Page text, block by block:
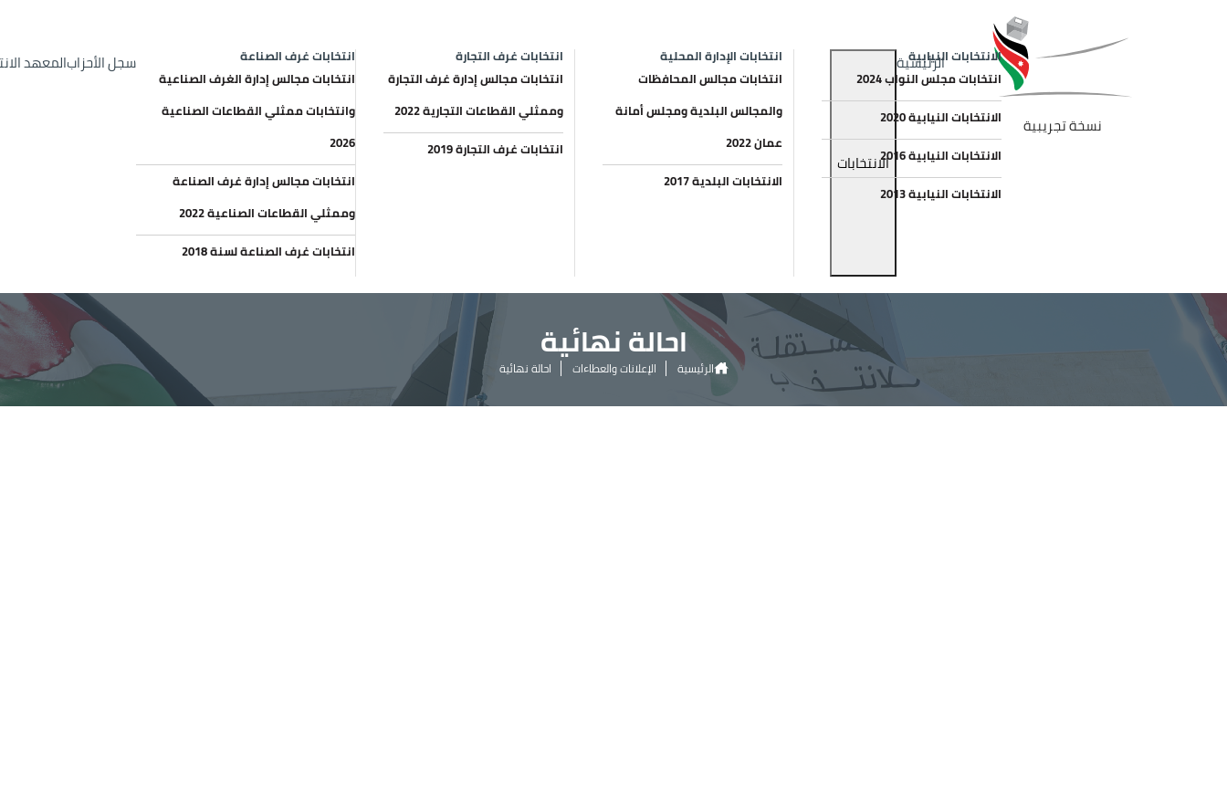
نسخة تجريبية
Main navigation
الرئيسية
الانتخابات
الانتخابات النيابية
انتخابات مجلس النواب 2024
الانتخابات النيابية 2020
الانتخابات النيابية 2016
الانتخابات النيابية 2013
انتخابات الإدارة المحلية
انتخابات مجالس المحافظات
والمجالس البلدية ومجلس أمانة
عمان 2022
الانتخابات البلدية 2017
انتخابات غرف التجارة
انتخابات مجالس إدارة غرف التجارة
وممثلي القطاعات التجارية 2022
انتخابات غرف التجارة 2019
انتخابات غرف الصناعة
انتخابات مجالس إدارة الغرف الصناعية
وانتخابات ممثلي القطاعات الصناعية
2026
انتخابات مجالس إدارة غرف الصناعة
وممثلي القطاعات الصناعية 2022
انتخابات غرف الصناعة لسنة 2018
سجل الأحزابالمعهد
احالة نهائية
الرئيسية الإعلانات والعطاءات احالة نهائية